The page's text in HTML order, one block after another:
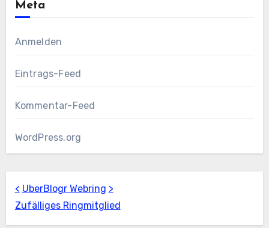
Meta
Anmelden
Eintrags-Feed
Kommentar-Feed
WordPress.org
< UberBlogr Webring >
Zufälliges Ringmitglied